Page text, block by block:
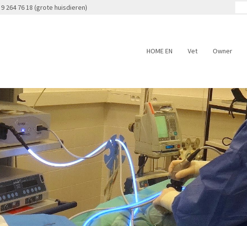
9 264 76 18 (grote huisdieren)
HOME EN Vet Owner